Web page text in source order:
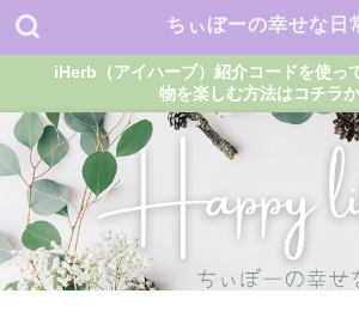
ちぃぼーの幸せな日
iHerb（アイハーブ）紹介コードを使っ
物を楽しむ方法はコチラ